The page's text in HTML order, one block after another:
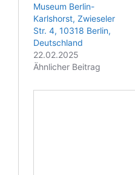
Museum Berlin-
Karlshorst, Zwieseler
Str. 4, 10318 Berlin,
Deutschland
22.02.2025
Ähnlicher Beitrag